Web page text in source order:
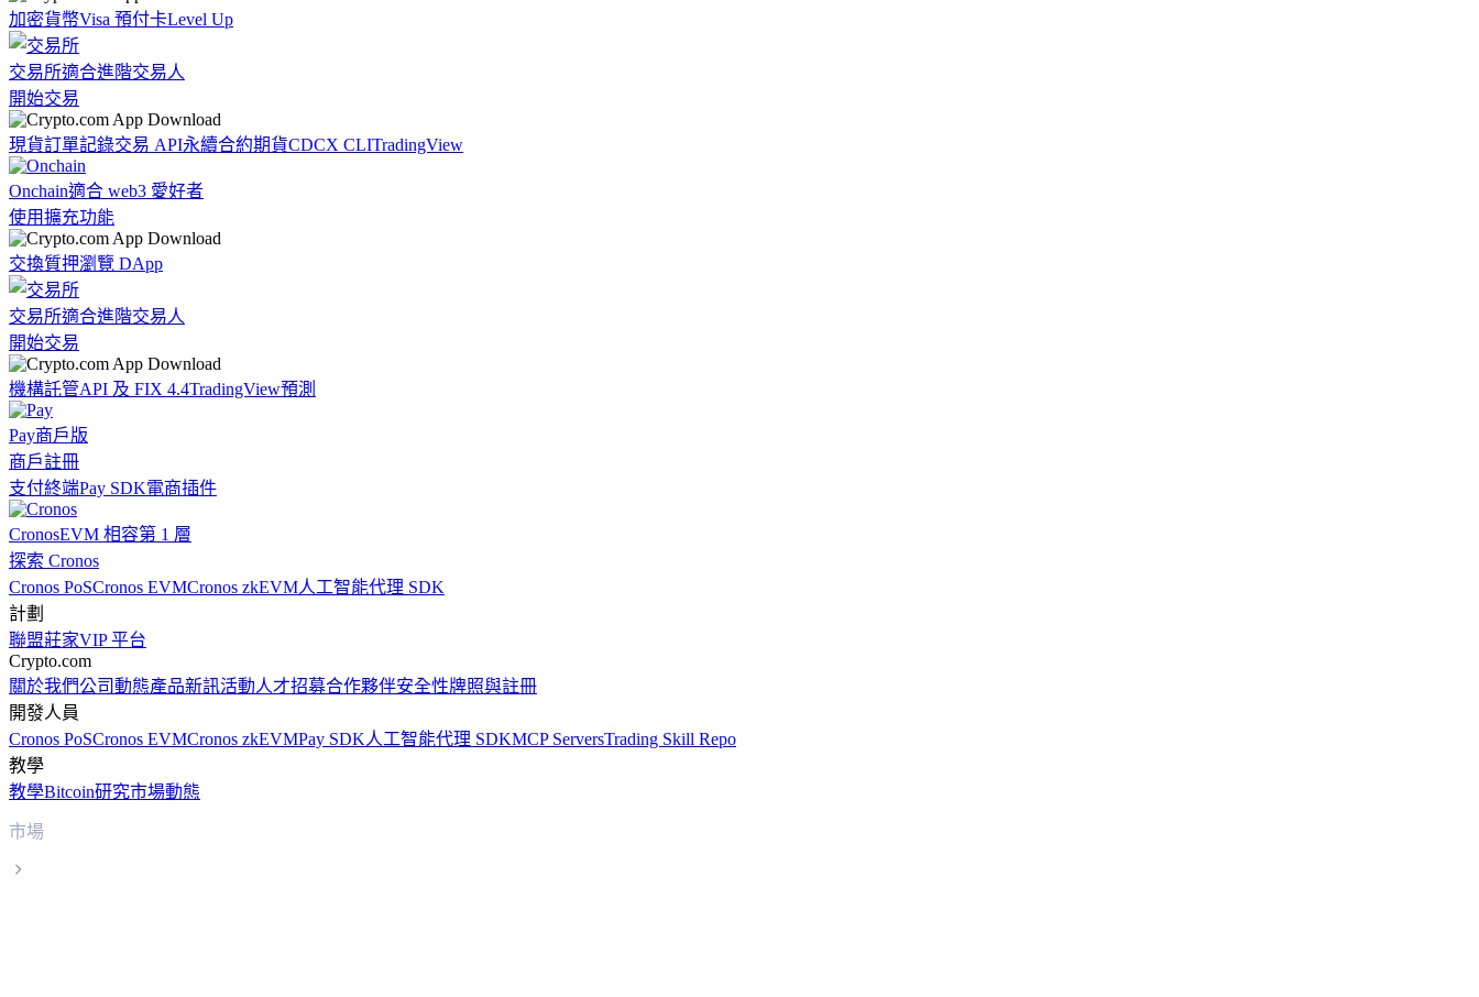
加密貨幣Visa 預付卡Level Up
交易所適合進階交易人
開始交易
現貨訂單記錄交易 API永續合約期貨CDCX CLITradingView
Onchain適合 web3 愛好者
使用擴充功能
交換質押瀏覽 DApp
交易所適合進階交易人
開始交易
機構託管API 及 FIX 4.4TradingView預測
Pay商戶版
商戶註冊
支付終端Pay SDK電商插件
CronosEVM 相容第 1 層
探索 Cronos
Cronos PoSCronos EVMCronos zkEVM人工智能代理 SDK
計劃
聯盟莊家VIP 平台
Crypto.com
關於我們公司動態產品新訊活動人才招募合作夥伴安全性牌照與註冊
開發人員
Cronos PoSCronos EVMCronos zkEVMPay SDK人工智能代理 SDKMCP ServersTrading Skill Repo
教學
教學Bitcoin研究市場動態
市場